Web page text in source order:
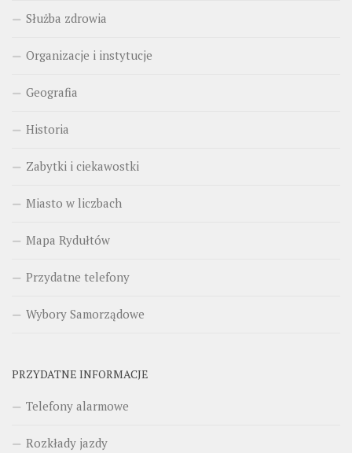
Służba zdrowia
Organizacje i instytucje
Geografia
Historia
Zabytki i ciekawostki
Miasto w liczbach
Mapa Rydułtów
Przydatne telefony
Wybory Samorządowe
PRZYDATNE INFORMACJE
Telefony alarmowe
Rozkłady jazdy